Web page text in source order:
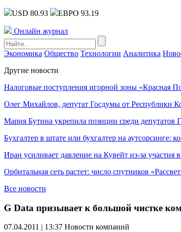
USD 80.93 ЕВРО 93.19
Онлайн журнал
Экономика Общество Технологии Аналитика
Другие новости
Налоговые поступления игорной зоны «Красная
Олег Михайлов, депутат Госдумы от Республики
Мария Бутина укрепила позиции среди
Бухгалтер в штате или бухгалтер на аутсорсинге:
Иран усиливает давление на Кувейт из-за участия
Орбитальная сеть растет: число спутников
Все новости
G Data призывает к большой чистке
07.04.2011 | 13:37 Новости компаний